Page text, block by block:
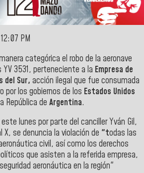
PM
categórica el robo de la aeronave
3531, perteneciente a la Empresa de
del Sur, acción ilegal que fue consumada
porlos gobiernos de los Estados Unidos
República de Argentina.
lunes por parte del canciller Yván Gil,
se denuncia la violación de "todas las
civil, así como los derechos
que asisten a la referida empresa,
aeronáutica en la región"